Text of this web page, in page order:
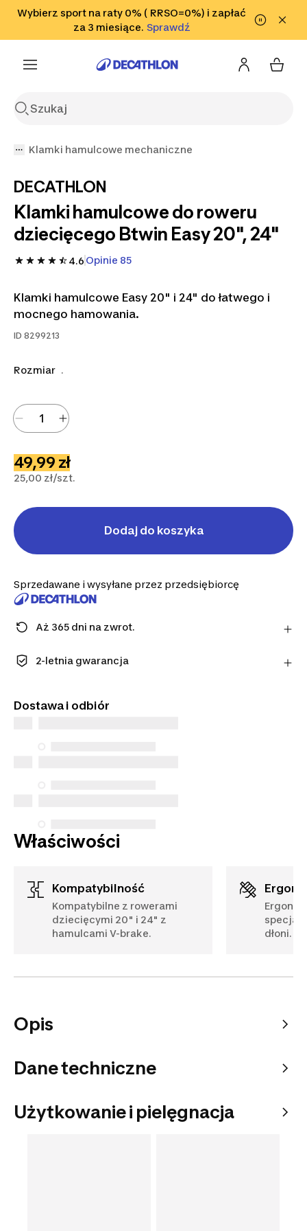
Przejdź do wyszukiwania Przejdź do treści
Przejdź
Wybierz sport na raty 0% ( RRSO=0%) i zapłać
za 3 miesiące. SprawdźSprawdź
Sprawdź
Klamki hamulcowe mechaniczne
DECATHLON
Klamki hamulcowe do roweru
dziecięcego Btwin Easy 20", 24"
4.6 Opinie 85
Klamki hamulcowe Easy 20" i 24" do łatwego i
mocnego hamowania.
ID 8299213
Rozmiar .
49,99 zł
25,00 zł/szt.
Dodaj do koszyka
Sprzedawane i wysyłane przez przedsiębiorcę
Aż 365 dni na zwrot.
termin 14 dni.
2-letnia gwarancja
Dostawa i odbiór
Właściwości
Kompatybilność
Kompatybilne z rowerami
dziecięcymi 20" i 24" z
hamulcami V-brake.
dłoni.
Opis
Dane techniczne
Użytkowanie i pielęgnacja